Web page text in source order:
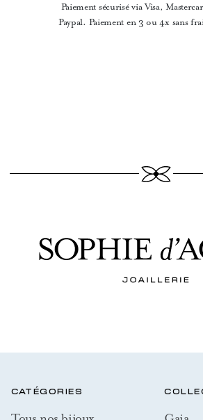
Paiement sécurisé via Visa,
Paypal. Paiement en 3 ou 4x sans
CATÉGORIES